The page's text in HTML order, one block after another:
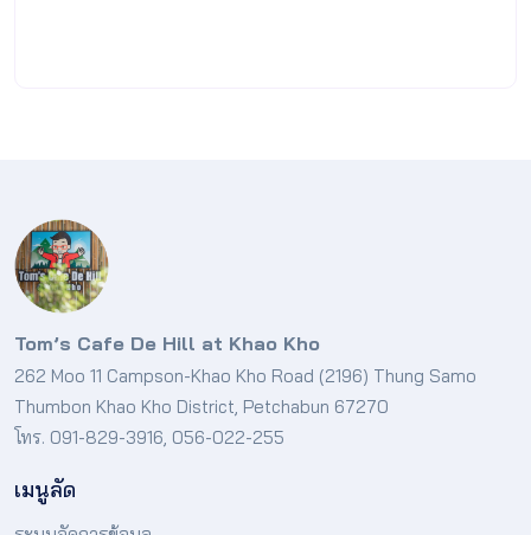
Tom’s Cafe De Hill at Khao Kho
262 Moo 11 Campson-Khao Kho Road (2196) Thung Samo
Thumbon Khao Kho District, Petchabun 67270
โทร. 091-829-3916, 056-022-255
เมนูลัด